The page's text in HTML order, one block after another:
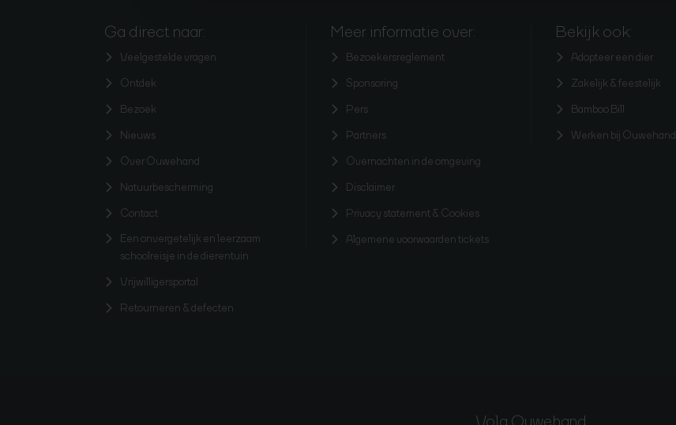
Ga direct naar:
Veelgestelde vragen
Ontdek
Bezoek
Nieuws
Over Ouwehand
Natuurbescherming
Contact
Een onvergetelijk en leerzaam
schoolreisje in de dierentuin
Vrijwilligersportal
Retourneren & defecten
Meer informatie over:
Bezoekersreglement
Sponsoring
Pers
Partners
Overnachten in de omgeving
Disclaimer
Privacy statement & Cookies
Algemene voorwaarden tickets
Bekijk ook:
Adopteer een dier
Zakelijk & feestelijk
Bamboo Bill
Werken bij Ouwehand